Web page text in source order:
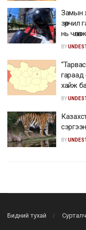
Замын
зөрчил
нь
BY
гараад
хайж
BY
BY
Бидний тухай